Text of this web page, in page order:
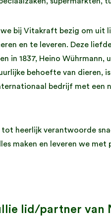
we bij Vitakraft bezig om
en te leveren. Deze
in 1837, Heino
behoefte van dieren,
bedrijf met een
tot heerlijk verantwoorde
maken en leveren we met
lid/partner van